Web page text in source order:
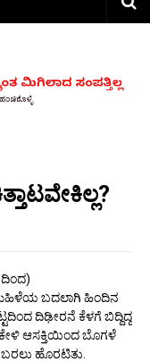
ಮಹಿಳೆಯ ಬದಲಾಗಿ ಹಿಂದಿನ
ದಿಢೀರನೆ ಕೆಳಗೆ ಬಿದ್ದಿದ್ದ
ಆಸಕ್ತಿಯಿಂದ ಬೊಗಳೆ
ಹೊರಟಿತು.